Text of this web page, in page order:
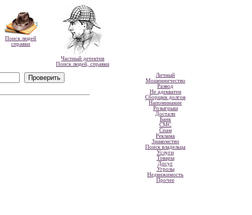
Поиск людей
справки
Частный детектив
Поиск людей, справки
Личный
Мошенничество
Развод
Не адекватен
Сборщик долгов
Напоминание
Розыгрыш
Достали
Банк
СМС
Спам
Реклама
Знакомство
Поиск владельца
Услуги
Товары
Досуг
Угрозы
Недвижимость
Прочее